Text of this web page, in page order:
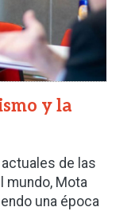
y la
de las
mundo, Mota
una época